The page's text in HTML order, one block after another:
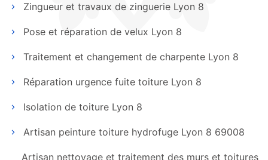
Zingueur et travaux de zinguerie Lyon 8
Pose et réparation de velux Lyon 8
Traitement et changement de charpente Lyon 8
Réparation urgence fuite toiture Lyon 8
Isolation de toiture Lyon 8
Artisan peinture toiture hydrofuge Lyon 8 69008
Artisan nettoyage et traitement des murs et toitures